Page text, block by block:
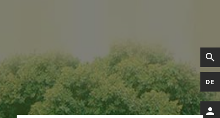
DE